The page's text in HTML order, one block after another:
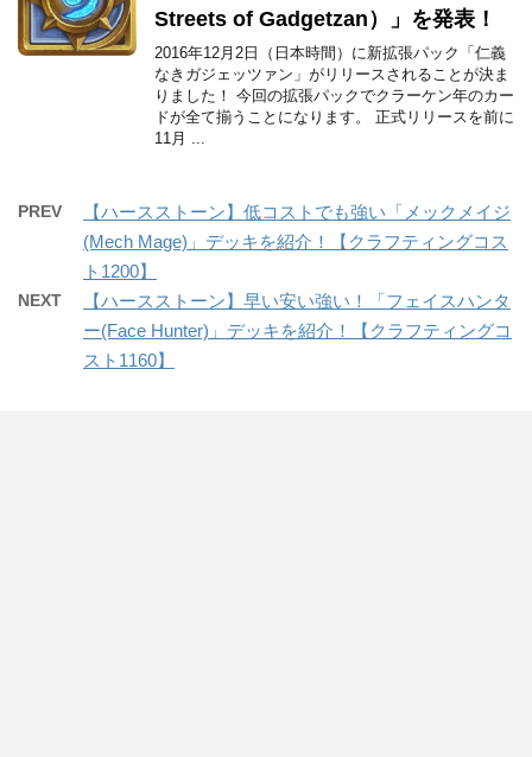
Streets of Gadgetzan）」を発表！
2016年12月2日（日本時間）に新拡張パック「仁義
なきガジェッツァン」がリリースされることが決ま
りました！ 今回の拡張パックでクラーケン年のカー
ドが全て揃うことになります。 正式リリースを前に
11月 ...
PREV
【ハースストーン】低コストでも強い「メックメイジ
(Mech Mage)」デッキを紹介！【クラフティングコス
ト1200】
NEXT
【ハースストーン】早い安い強い！「フェイスハンタ
ー(Face Hunter)」デッキを紹介！【クラフティングコ
スト1160】